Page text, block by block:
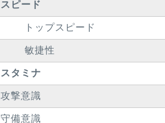
スピード
トップスピード
敏捷性
スタミナ
攻撃意識
守備意識